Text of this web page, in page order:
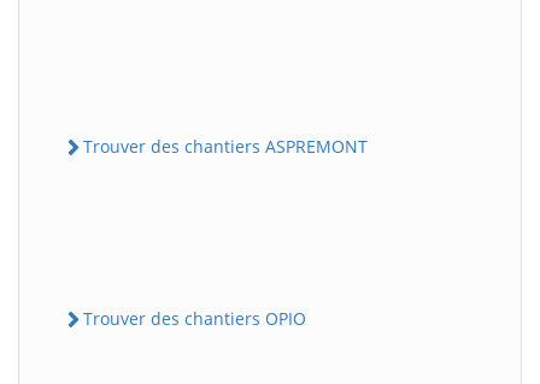
Trouver des chantiers ASPREMONT
Trouver des chantiers OPIO